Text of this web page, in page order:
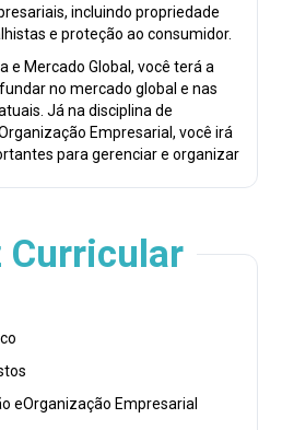
incluindo propriedade
e proteção ao consumidor.
e Mercado Global, você terá a
no mercado global e nas
Já na disciplina de
Empresarial, você irá
para gerenciar e organizar
profissional e da cidadania na
consultores jurídicos,
de empresas que desejam se
e uma abordagem prática
estará preparado para enfrentar
atual e se destacar em
Curricular
eOrganização Empresarial